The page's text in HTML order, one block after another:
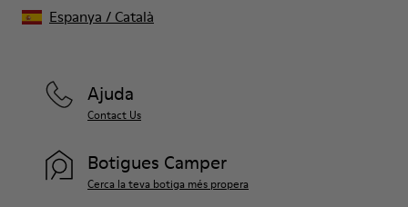
Ajuda
Contact Us
Botigues Camper
Cerca la teva botiga més propera
Espanya / Català